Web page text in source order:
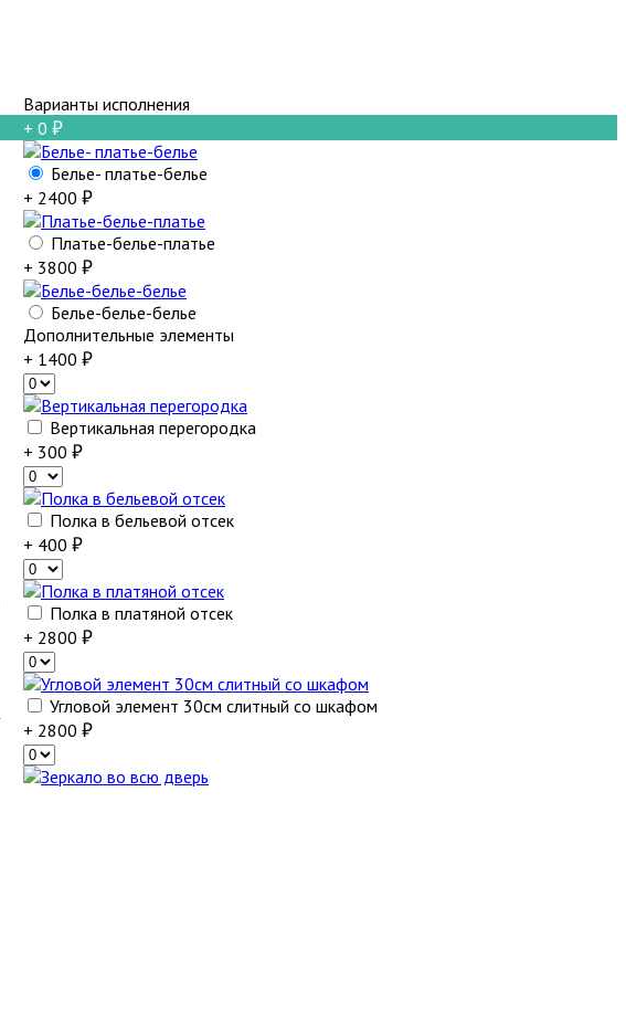
Варианты исполнения
+ 0
Белье- платье-белье
+ 2400
Платье-белье-платье
+ 3800
Белье-белье-белье
Дополнительные элементы
+ 1400
Вертикальная перегородка
+ 300
Полка в бельевой отсек
+ 400
Полка в платяной отсек
+ 2800
Угловой элемент 30см слитный со шкафом
+ 2800